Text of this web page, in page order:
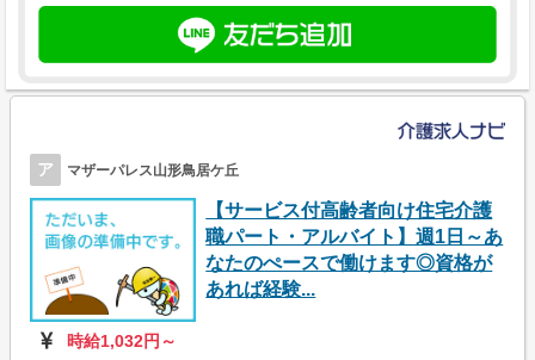
ア マザーパレス山形鳥居ケ丘
【サービス付高齢者向け住宅介護
職パート・アルバイト】週1日～あ
なたのぺースで働けます◎資格が
あれば経験...
時給1,032円～